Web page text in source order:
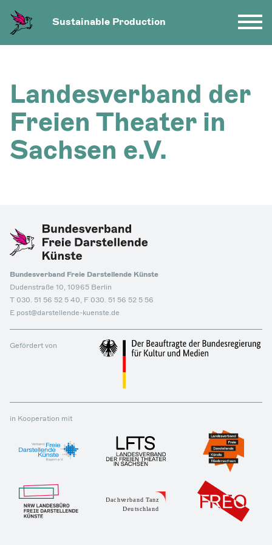
Sustainable Production
Landesverband der
Freien Theater in
Sachsen e.V.
Bundesverband Freie Darstellende Künste
Dudenstraße 10, 10965 Berlin
T 030. 51 56 52 5 40, F 030. 51 56 52 5 56
E post@darstellende-kuenste.de
Gefördert von
in Kooperation mit